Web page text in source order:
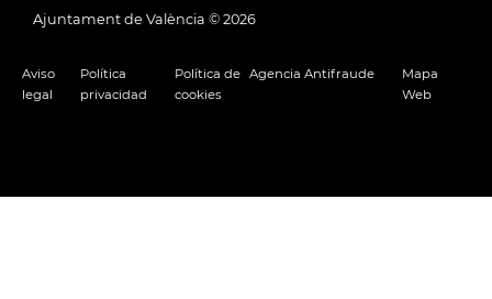
Ajuntament de València © 2026
Aviso
legal
Política
privacidad
Política de
cookies
Agencia Antifraude
Mapa
Web